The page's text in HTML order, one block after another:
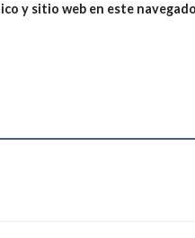
y sitio web en este